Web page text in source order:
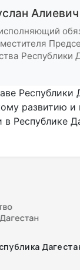
Алиевич
Республики
Республики
развитию и
в Республике